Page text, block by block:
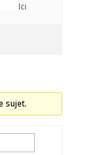
Ici
sujet.